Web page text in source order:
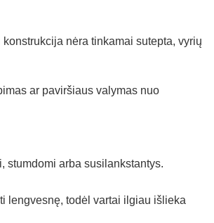
nėra tinkamai sutepta, vyrių
ar paviršiaus valymas nuo
stumdomi arba susilankstantys.
lengvesnę, todėl vartai ilgiau išlieka